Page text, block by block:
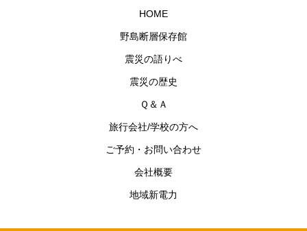
HOME
野島断層保存館
震災の語りべ
震災の歴史
Ｑ＆Ａ
旅行会社/学校の方へ
ご予約・お問い合わせ
会社概要
地域新電力